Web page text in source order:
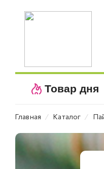
Товар дня
Главная ⁄ Каталог ⁄